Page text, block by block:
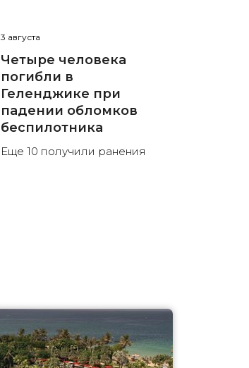
3 августа
Четыре человека
погибли в
Геленджике при
падении обломков
беспилотника
Еще 10 получили ранения